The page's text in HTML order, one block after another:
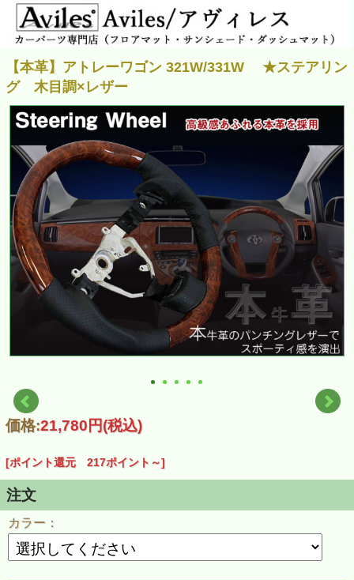
【本革】アトレーワゴン 321W/331W ★ステアリン
グ 木目調×レザー
価格:21,780円(税込)
[ポイント還元 217ポイント～]
注文
カラー：